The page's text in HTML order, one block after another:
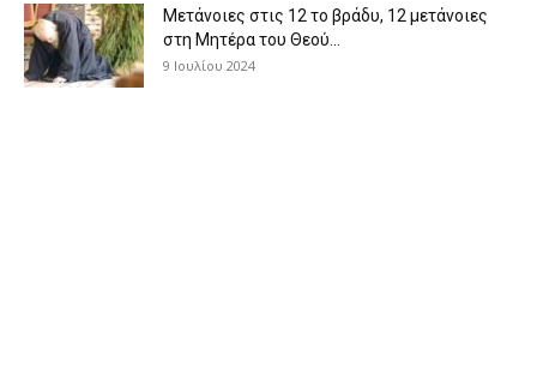
Μετάνοιες στις 12 το βράδυ, 12 μετάνοιες
στη Μητέρα του Θεού...
9 Ιουλίου 2024